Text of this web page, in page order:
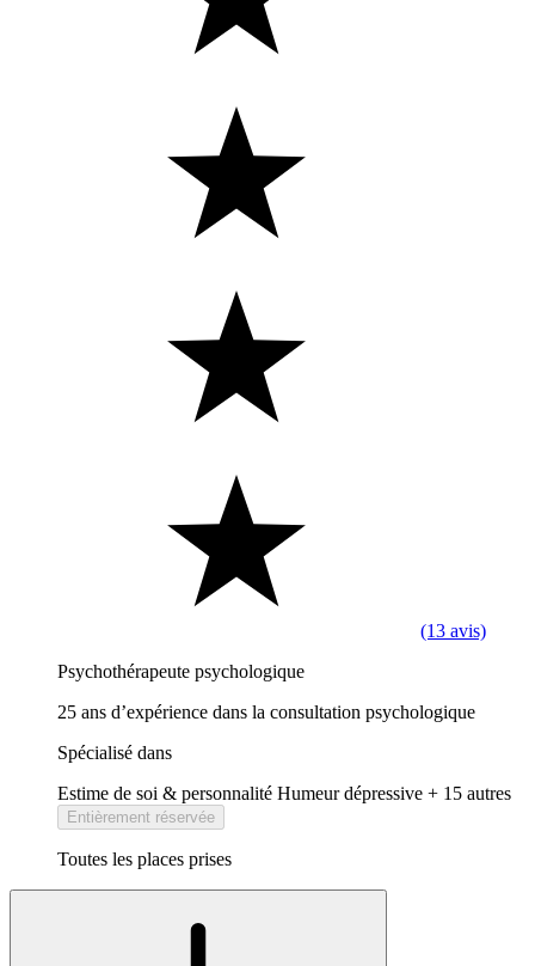
(13 avis)
Psychothérapeute psychologique
25 ans d’expérience dans la consultation psychologique
Spécialisé dans
Estime de soi & personnalité Humeur dépressive + 15 autres
Entièrement réservée
Toutes les places prises